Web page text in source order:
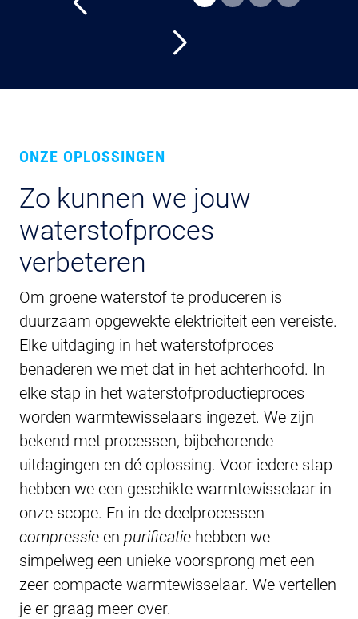
ONZE OPLOSSINGEN
Zo kunnen we jouw
waterstofproces
verbeteren
Om groene waterstof te produceren is
duurzaam opgewekte elektriciteit een vereiste.
Elke uitdaging in het waterstofproces
benaderen we met dat in het achterhoofd. In
elke stap in het waterstofproductieproces
worden warmtewisselaars ingezet. We zijn
bekend met processen, bijbehorende
uitdagingen en dé oplossing. Voor iedere stap
hebben we een geschikte warmtewisselaar in
onze scope. En in de deelprocessen
compressie en purificatie hebben we
simpelweg een unieke voorsprong met een
zeer compacte warmtewisselaar. We vertellen
je er graag meer over.